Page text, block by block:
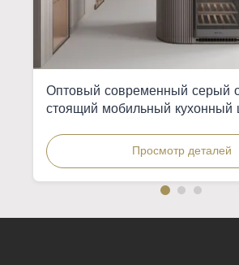
Оптовый современный серый
стоящий мобильный
Просмотр деталей